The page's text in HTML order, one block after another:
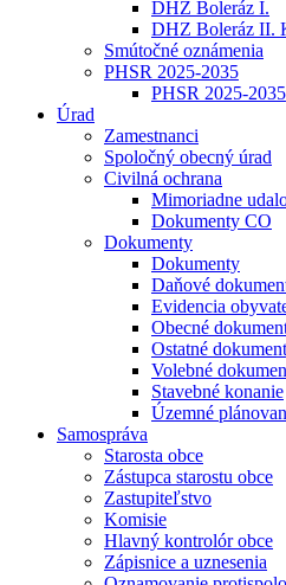
DHZ Boleráz I.
DHZ Boleráz II.
Smútočné oznámenia
PHSR 2025-2035
PHSR 2025-2035
Úrad
Zamestnanci
Spoločný obecný úrad
Civilná ochrana
Mimoriadne
Dokumenty CO
Dokumenty
Dokumenty
Daňové
Evidencia
Obecné
Ostatné
Volebné
Stavebné konanie
Územné
Samospráva
Starosta obce
Zástupca starostu obce
Zastupiteľstvo
Komisie
Hlavný kontrolór obce
Zápisnice a uznesenia